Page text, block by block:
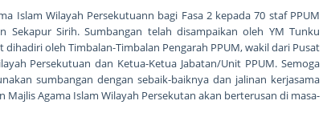
Islam Wilayah Persekutuann bagi Fasa 2 kepada 70 staf PPUM
Sekapur Sirih. Sumbangan telah disampaikan oleh YM Tunku
oleh Timbalan-Timbalan Pengarah PPUM, wakil dari Pusat
Persekutuan dan Ketua-Ketua Jabatan/Unit PPUM. Semoga
sumbangan dengan sebaik-baiknya dan jalinan kerjasama
Agama Islam Wilayah Persekutan akan berterusan di masa-